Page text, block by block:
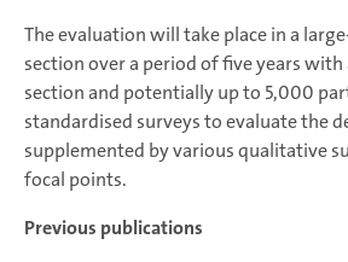
The evaluation will take place in a
section over a period of five years
section and potentially up to 5,000
standardised surveys to evaluate the
supplemented by various qualitative
focal points.
Previous publications